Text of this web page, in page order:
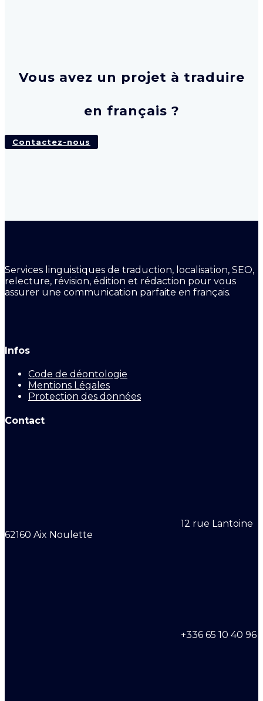
Vous avez un projet à traduire
en français ?
Contactez-nous
Services linguistiques de traduction, localisation, SEO,
relecture, révision, édition et rédaction pour vous
assurer une communication parfaite en français.
Infos
Code de déontologie
Mentions Légales
Protection des données
Contact
12 rue Lantoine
62160 Aix Noulette
+336 65 10 40 96